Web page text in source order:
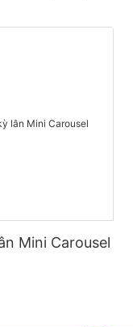
Mini Carousel